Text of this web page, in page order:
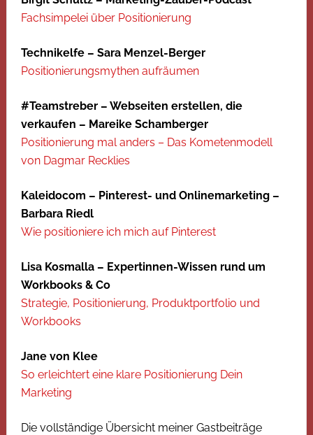
Fachsimpelei über Positionierung
Technikelfe – Sara Menzel-Berger
Positionierungsmythen aufräumen
#Teamstreber – Webseiten erstellen, die
verkaufen – Mareike Schamberger
Positionierung mal anders – Das Kometenmodell
von Dagmar Recklies
Kaleidocom – Pinterest- und Onlinemarketing –
Barbara Riedl
Wie positioniere ich mich auf Pinterest
Lisa Kosmalla – Expertinnen-Wissen rund um
Workbooks & Co
Strategie, Positionierung, Produktportfolio und
Workbooks
Jane von Klee
So erleichtert eine klare Positionierung Dein
Marketing
Die vollständige Übersicht meiner Gastbeiträge